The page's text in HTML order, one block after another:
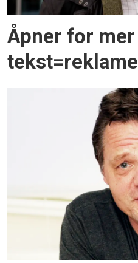
Åpner for mer
tekst=reklame